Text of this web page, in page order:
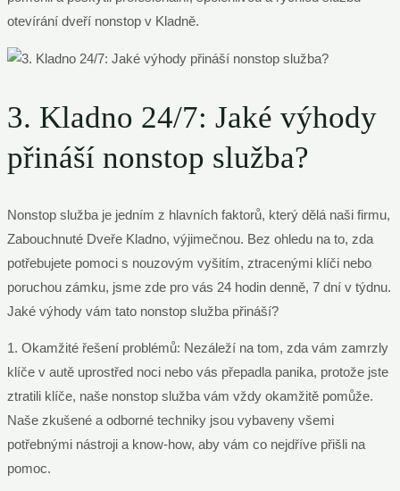
otevírání dveří nonstop v Kladně.
3. Kladno 24/7: Jaké výhody
přináší nonstop služba?
Nonstop služba je jedním z hlavních faktorů, který dělá naši firmu,
Zabouchnuté Dveře Kladno, výjimečnou. Bez ohledu na to, zda
potřebujete pomoci s nouzovým vyšitím, ztracenými klíči nebo
poruchou zámku, jsme zde pro vás 24 hodin denně, 7 dní v týdnu.
Jaké výhody vám tato nonstop služba přináší?
1. Okamžité řešení problémů: Nezáleží na tom, zda vám zamrzly
klíče v autě uprostřed noci nebo vás přepadla panika, protože jste
ztratili klíče, naše nonstop služba vám vždy okamžitě pomůže.
Naše zkušené a odborné techniky jsou vybaveny všemi
potřebnými nástroji a know-how, aby vám co nejdříve přišli na
pomoc.